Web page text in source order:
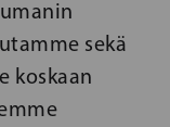
sekä
koskaan